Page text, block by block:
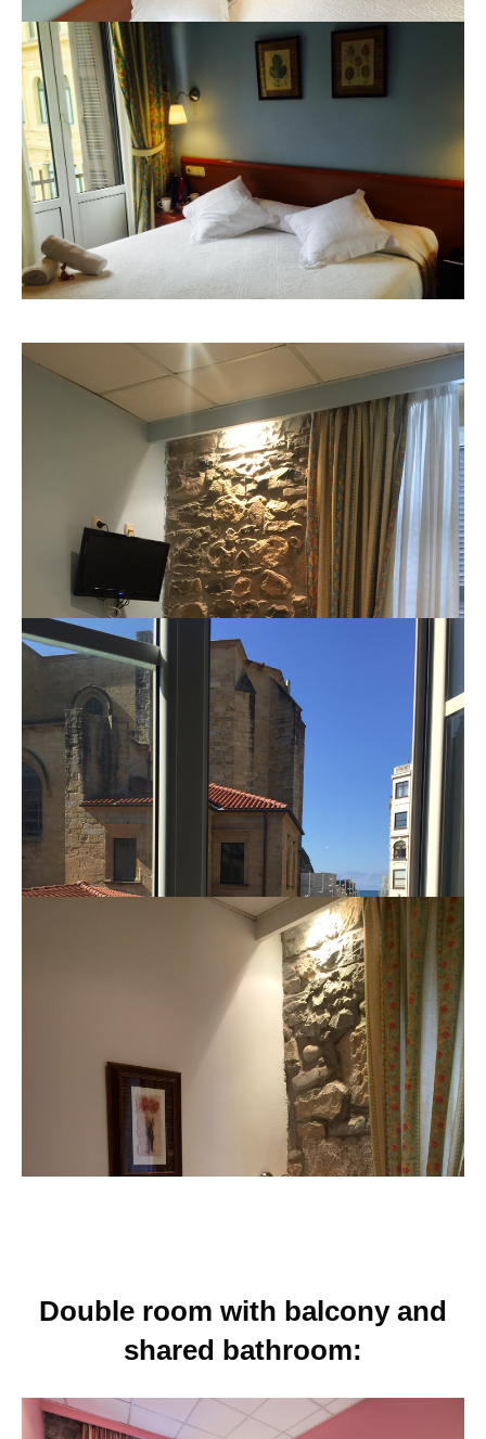
Double room with balcony and
shared bathroom: